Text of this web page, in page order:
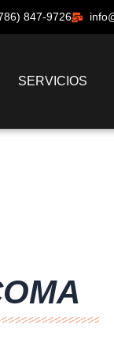
847-9726
SERVICIOS